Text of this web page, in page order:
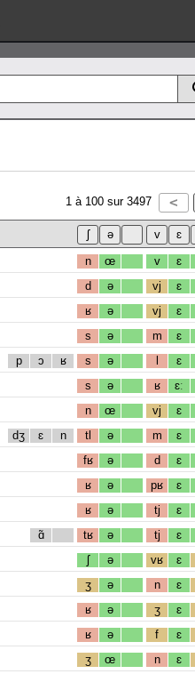
1 à 100 sur 3497
n œ v ɛ
d ə vj ɛ
ʁ ə vj ɛ
s ə m ɛ
p ɔ ʁ s ə l ɛ
s ə ʁ ɛː
n œ vj ɛ
dʒ ɛ n tl ə m ɛ
fʁ ə d ɛ
ʁ ə pʁ ɛ
ʁ ə tj ɛ
ɑ̃ tʁ ə tj ɛ
ʃ ə vʁ ɛ
ʒ ə n ɛ
ʁ ə ʒ ɛ
ʁ ə f ɛ
ʒ œ n ɛ